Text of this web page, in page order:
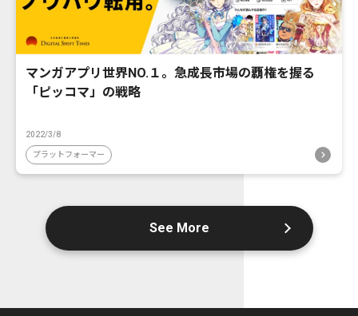
マンガアプリ世界NO.１。急成長市場の覇権を握る
「ピッコマ」の戦略
2022/3/8
プラットフォーマー
See More